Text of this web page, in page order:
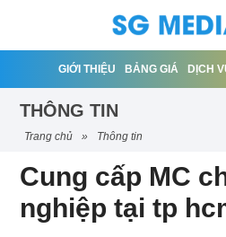
GIỚI THIỆU BẢNG GIÁ DỊCH
THÔNG TIN
trang chủ » thông tin
Cung cấp MC
nghiệp tại tp